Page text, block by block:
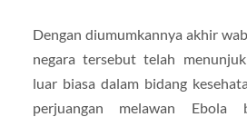
Dengan diumumkannya akhir
negara tersebut telah
luar biasa dalam bidang
perjuangan melawan Ebola